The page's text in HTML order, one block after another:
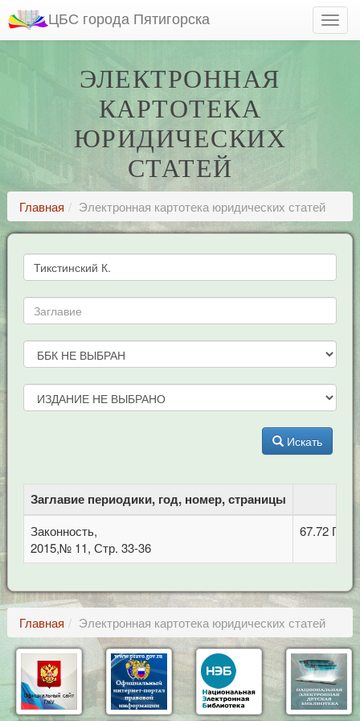
ЦБС города Пятигорска
ЭЛЕКТРОННАЯ
КАРТОТЕКА
ЮРИДИЧЕСКИХ
СТАТЕЙ
Главная Электронная картотека юридических статей
Искать
Заглавие периодики, год, номер, страницы
Законность,
2015,№ 11, Стр. 33-36
67.72
Главная Электронная картотека юридических статей